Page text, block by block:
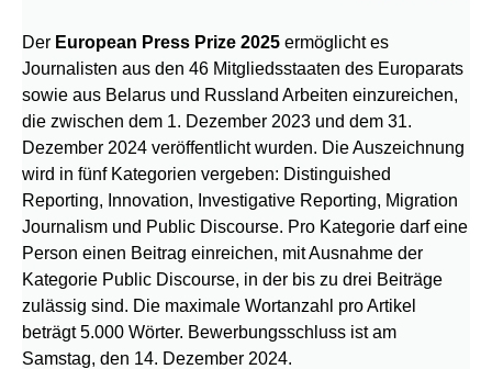
Der European Press Prize 2025 ermöglicht es
Journalisten aus den 46 Mitgliedsstaaten des Europarats
sowie aus Belarus und Russland Arbeiten einzureichen,
die zwischen dem 1. Dezember 2023 und dem 31.
Dezember 2024 veröffentlicht wurden. Die Auszeichnung
wird in fünf Kategorien vergeben: Distinguished
Reporting, Innovation, Investigative Reporting, Migration
Journalism und Public Discourse. Pro Kategorie darf eine
Person einen Beitrag einreichen, mit Ausnahme der
Kategorie Public Discourse, in der bis zu drei Beiträge
zulässig sind. Die maximale Wortanzahl pro Artikel
beträgt 5.000 Wörter. Bewerbungsschluss ist am
Samstag, den 14. Dezember 2024.